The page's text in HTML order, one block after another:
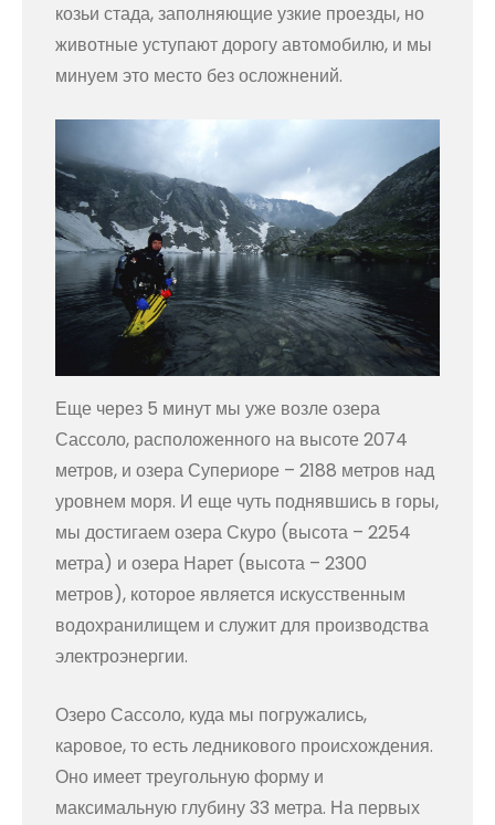
козьи стада, заполняющие узкие проезды, но
животные уступают дорогу автомобилю, и мы
минуем это место без осложнений.
Еще через 5 минут мы уже возле озера
Сассоло, расположенного на высоте 2074
метров, и озера Супериоре – 2188 метров над
уровнем моря. И еще чуть поднявшись в горы,
мы достигаем озера Скуро (высота – 2254
метра) и озера Нарет (высота – 2300
метров), которое является искусственным
водохранилищем и служит для производства
электроэнергии.
Озеро Сассоло, куда мы погружались,
каровое, то есть ледникового происхождения.
Оно имеет треугольную форму и
максимальную глубину 33 метра. На первых